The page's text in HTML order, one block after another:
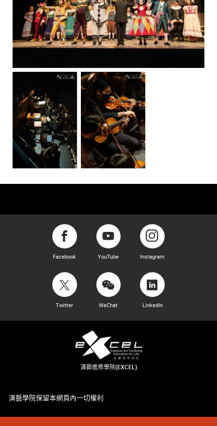
Facebook YouTube Instagram
Twitter WeChat LinkedIn
演藝進修學院(EXCEL)
演藝學院保留本網頁內一切權利